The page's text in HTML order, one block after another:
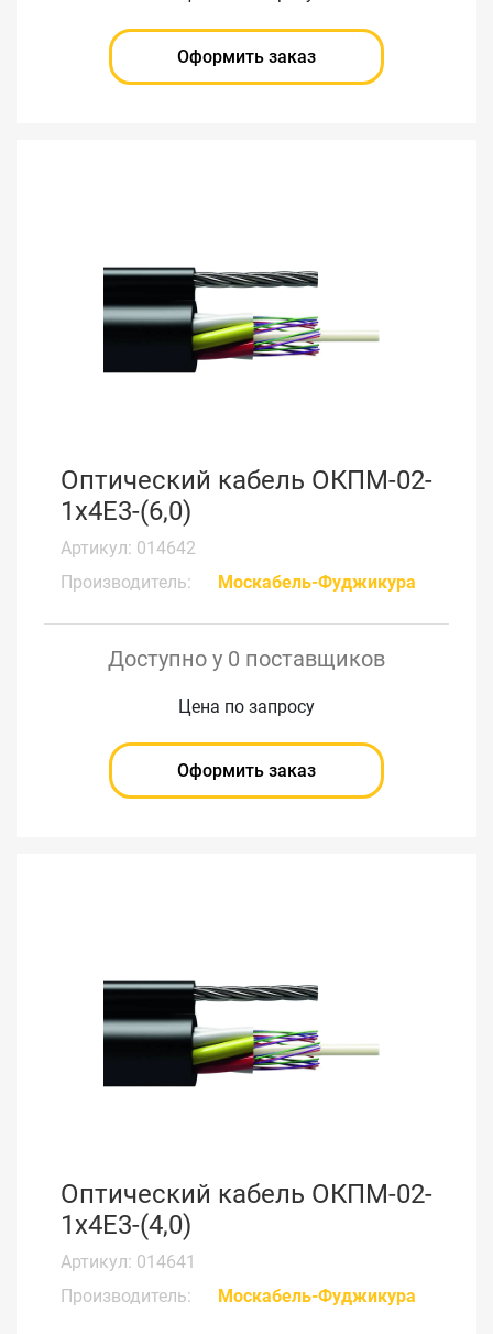
Оформить заказ
Оптический кабель ОКПМ-02-
1х4Е3-(6,0)
Артикул: 014642
Производитель:
Москабель-Фуджикура
Доступно у 0 поставщиков
Цена по запросу
Оформить заказ
Оптический кабель ОКПМ-02-
1х4Е3-(4,0)
Артикул: 014641
Производитель:
Москабель-Фуджикура